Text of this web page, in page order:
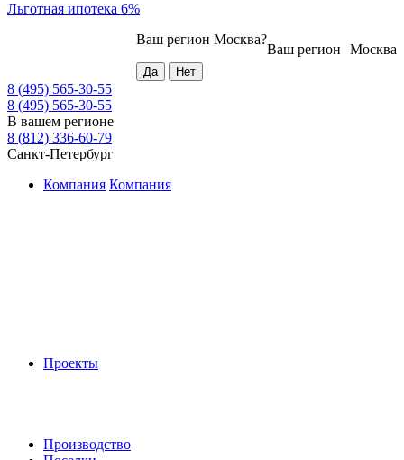
Льготная ипотека 6%
Москва
Ваш регион
Ваш регион Москва?
8 (495) 565-30-55
8 (495) 565-30-55
В вашем регионе
8 (812) 336-60-79
Санкт-Петербург
Компания Компания
Проекты
Производство